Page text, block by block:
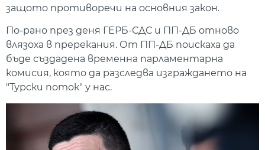
защото противоречи на основния закон.
По-рано през деня ГЕРБ-СДС и ПП-ДБ отново
влязоха в пререкания. От ПП-ДБ поискаха да
бъде създадена временна парламентарна
комисия, която да разследва изграждането на
"Турски поток" у нас.